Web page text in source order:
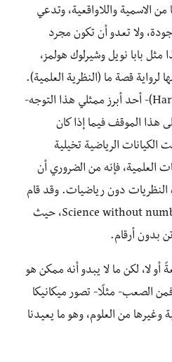
الاسمية واللاواقعية، وتدعي
ولا تعدو أن تكون مجرد
مثل بابا نويل وشيرلوك هولمز،
قصة ما (النظرية العلمية).
رأى هارتري فيلد (Hartry Field)- أحد أبرز ممثلي هذا التوجه-
هذا الموقف فيما إذا كان
الرياضية تخيلية
العلمية، فإنه من الضروري أن
دون رياضيات. وقد قام
بهذه المحاولة في عمله Science without numbers، حيث
بدون أرقام.
أو لا، لكن ما لا يبدو أنه ممكن هو
الصعب- مثلًا- تصور ميكانيكا
وغيرها من العلوم، وهو ما يعيدنا